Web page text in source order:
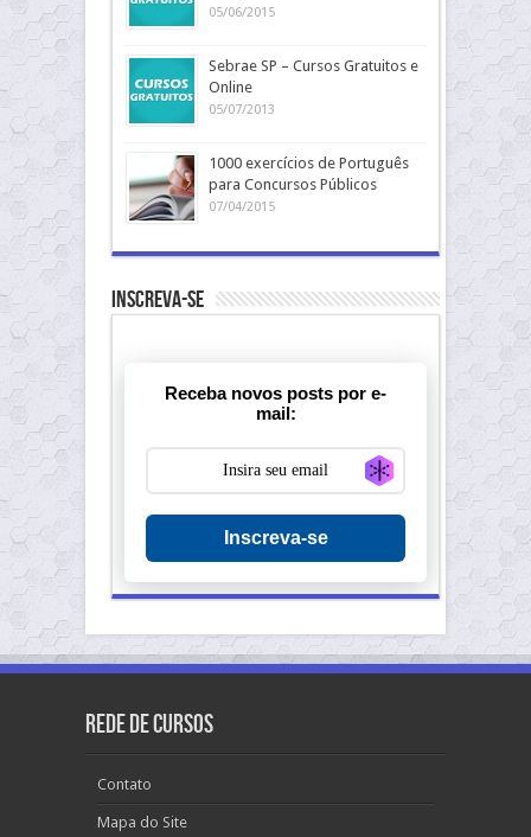
05/06/2015
Sebrae SP – Cursos Gratuitos e
Online
05/07/2013
1000 exercícios de Português
para Concursos Públicos
07/04/2015
Inscreva-se
Receba novos posts por e-
mail:
Generate new
Inscreva-se
Rede de Cursos
Contato
Mapa do Site